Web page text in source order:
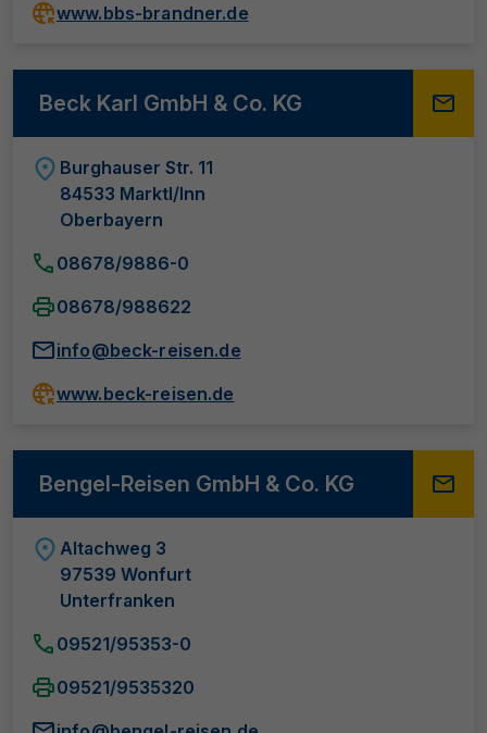
www.bbs-brandner.de
Beck Karl GmbH & Co. KG
Burghauser Str. 11
84533 Marktl/Inn
Oberbayern
08678/9886-0
08678/988622
info@beck-reisen.de
www.beck-reisen.de
Bengel-Reisen GmbH & Co. KG
Altachweg 3
97539 Wonfurt
Unterfranken
09521/95353-0
09521/9535320